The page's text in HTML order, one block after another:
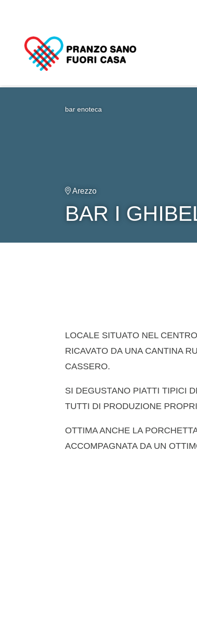
bar enoteca
Arezzo
BAR I
LOCALE SITUATO NEL
RICAVATO DA UNA CANTINA
CASSERO.
SI DEGUSTANO PIATTI TIPICI
TUTTI DI PRODUZIONE
OTTIMA ANCHE LA
ACCOMPAGNATA DA UN